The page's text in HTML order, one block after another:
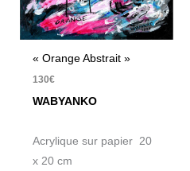
« Orange Abstrait »
130€
WABYANKO
Acrylique sur papier 20
x 20 cm